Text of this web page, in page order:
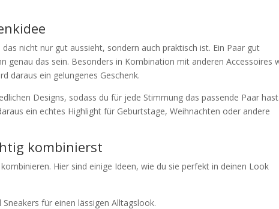
nicht nur gut aussieht, sondern auch praktisch ist. Ein Paar gut
genau das sein. Besonders in Kombination mit anderen Accessoires
daraus ein gelungenes Geschenk.
Designs, sodass du für jede Stimmung das passende Paar
ein echtes Highlight für Geburtstage, Weihnachten oder andere
kombinierst
Hier sind einige Ideen, wie du sie perfekt in deinen Look
für einen lässigen Alltagslook.